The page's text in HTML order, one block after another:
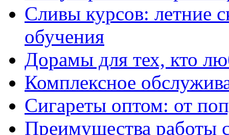
Сливы курсов: летние
обучения
Дорамы для тех, кто
Комплексное
Сигареты оптом: от
Преимущества работы